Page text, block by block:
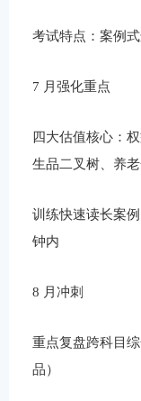
考试特点：案例
7 月强化重点
四大估值核心：
生品二叉树、养
训练快速读长案
钟内
8 月冲刺
重点复盘跨科目
品）